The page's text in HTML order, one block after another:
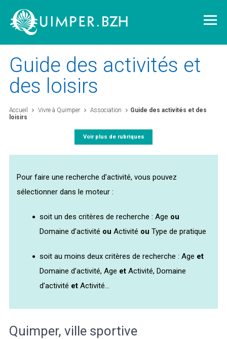
Vivre à Quimper
Découvrir Quimper
Quimper citoyenne
L'agglomération
Webcams Select Language
BREZHONEG
Guide des activités et
des loisirs
Accueil Vivre à Quimper Association
Guide des activités et des
loisirs
Voir plus de rubriques
Pour faire une recherche d’activité, vous pouvez
sélectionner dans le moteur :
soit un des critères de recherche : Age ou
Domaine d’activité ou Activité ou Type de pratique
soit au moins deux critères de recherche : Age et
Domaine d’activité, Age et Activité, Domaine
d’activité et Activité...
Quimper, ville sportive